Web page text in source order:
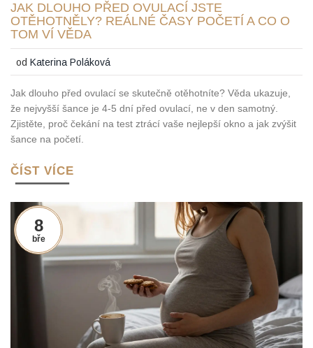
JAK DLOUHO PŘED OVULACÍ JSTE
OTĚHOTNĚLY? REÁLNÉ ČASY POČETÍ A CO O
TOM VÍ VĚDA
odKaterina Poláková
Jak dlouho před ovulací se skutečně otěhotníte? Věda ukazuje,
že nejvyšší šance je 4-5 dní před ovulací, ne v den samotný.
Zjistěte, proč čekání na test ztrácí vaše nejlepší okno a jak zvýšit
šance na početí.
ČÍST VÍCE
8
bře